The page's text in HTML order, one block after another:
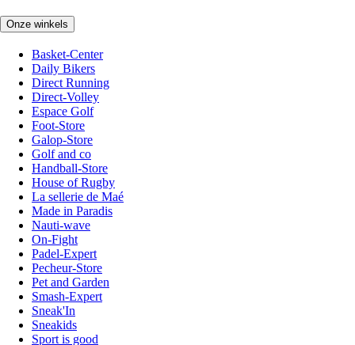
Onze winkels
Basket-Center
Daily Bikers
Direct Running
Direct-Volley
Espace Golf
Foot-Store
Galop-Store
Golf and co
Handball-Store
House of Rugby
La sellerie de Maé
Made in Paradis
Nauti-wave
On-Fight
Padel-Expert
Pecheur-Store
Pet and Garden
Smash-Expert
Sneak'In
Sneakids
Sport is good